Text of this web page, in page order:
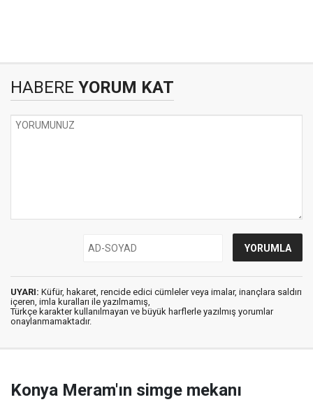
HABERE YORUM KAT
UYARI: Küfür, hakaret, rencide edici cümleler veya imalar, inançlara saldırı
içeren, imla kuralları ile yazılmamış,
Türkçe karakter kullanılmayan ve büyük harflerle yazılmış yorumlar
onaylanmamaktadır.
Konya Meram'ın simge mekanı